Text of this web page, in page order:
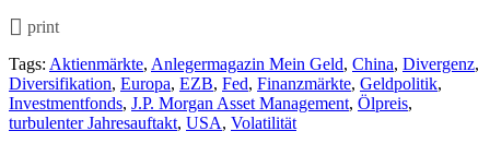
print
Tags: Aktienmärkte, Anlegermagazin Mein Geld, China, Divergenz,
Diversifikation, Europa, EZB, Fed, Finanzmärkte, Geldpolitik,
Investmentfonds, J.P. Morgan Asset Management, Ölpreis,
turbulenter Jahresauftakt, USA, Volatilität